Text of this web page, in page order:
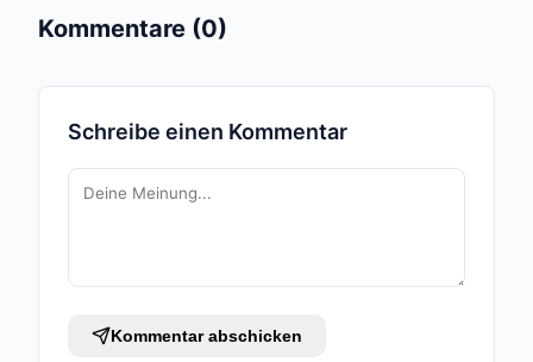
Kommentare (0)
Schreibe einen Kommentar
Kommentar abschicken